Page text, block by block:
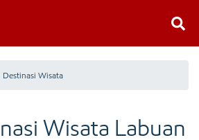
Destinasi Wisata
Wisata Labuan